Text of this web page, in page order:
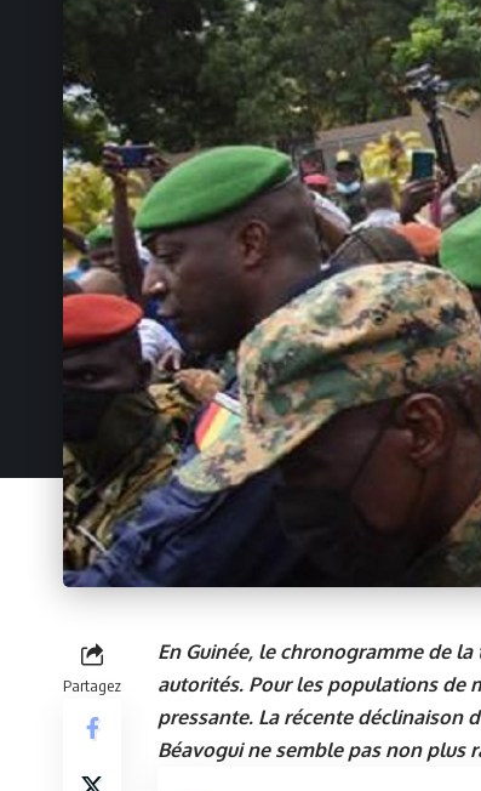
Partagez
En Guinée, le chronogramme de
autorités. Pour les populations de
pressante. La récente déclinaison
Béavogui ne semble pas non plus